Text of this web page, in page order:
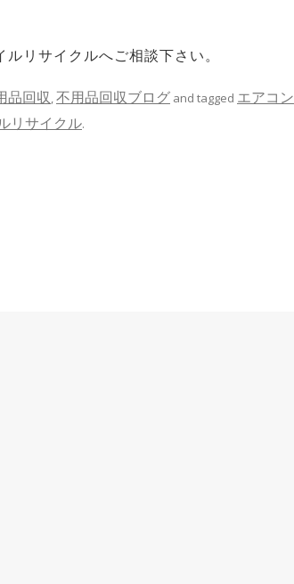
リサイクルへご相談下さい。
品回収,不用品回収ブログ and tagged エアコン
リサイクル.